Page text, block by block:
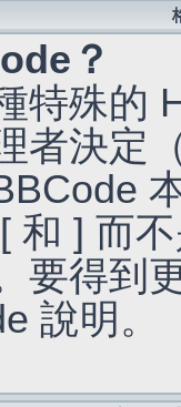
？
特殊的
者決定
和 ] 而
要得到
說明。